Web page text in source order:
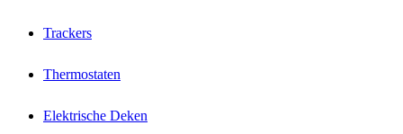
Trackers
Thermostaten
Elektrische Deken